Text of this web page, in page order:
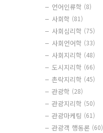
언어인류학 (8)
사회학 (81)
사회심리학 (75)
사회언어학 (33)
사회지리학 (48)
도시지리학 (66)
촌락지리학 (45)
관광학 (28)
관광지리학 (50)
관광마케팅 (61)
관광객 행동론 (60)